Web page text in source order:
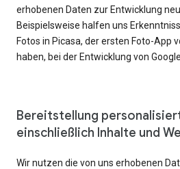
erhobenen Daten zur Entwicklung
Beispielsweise halfen uns
Fotos in Picasa, der ersten Foto-App
haben, bei der Entwicklung von
Bereitstellung
einschließlich Inhalte und
Wir nutzen die von uns erhobenen